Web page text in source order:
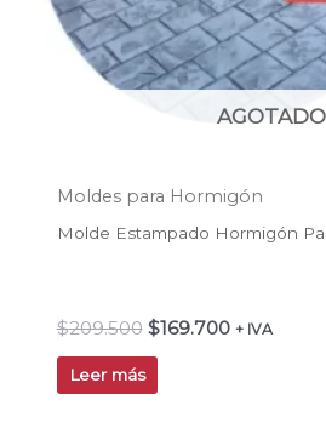
AGOTADO
Moldes para Hormigón
Molde Estampado Hormigón
$209.500 $169.700 + IVA
Leer más